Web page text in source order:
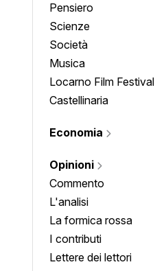
Pensiero
Scienze
Società
Musica
Locarno Film Festival
Castellinaria
Economia
Opinioni
Commento
L'analisi
La formica rossa
I contributi
Lettere dei lettori